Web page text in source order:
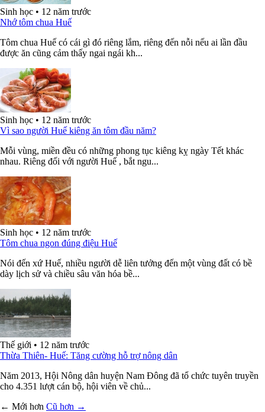
Sinh học • 12 năm trước
Nhớ tôm chua Huế
Tôm chua Huế có cái gì đó riêng lắm, riêng đến nỗi nếu ai lần đầu
được ăn cũng cảm thấy ngai ngái kh...
Sinh học • 12 năm trước
Vì sao người Huế kiêng ăn tôm đầu năm?
Mỗi vùng, miền đều có những phong tục kiêng kỵ ngày Tết khác
nhau. Riêng đối với người Huế , bắt ngu...
Sinh học • 12 năm trước
Tôm chua ngon đúng điệu Huế
Nói đến xứ Huế, nhiều người dễ liên tưởng đến một vùng đất có bề
dày lịch sử và chiều sâu văn hóa bề...
Thế giới • 12 năm trước
Thừa Thiên- Huế: Tăng cường hỗ trợ nông dân
Năm 2013, Hội Nông dân huyện Nam Đông đã tổ chức tuyên truyền
cho 4.351 lượt cán bộ, hội viên về chủ...
← Mới hơn Cũ hơn →